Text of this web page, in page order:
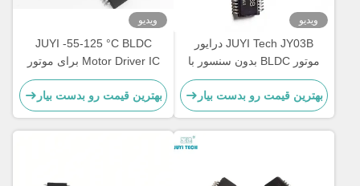
ویدیو
JUYI Tech JY03B درایور
موتور BLDC بدون سنسور با
ادغام بالا با محدوده ولتاژ
گسترده 9-36 ولت برای کنترل
ساده موتور
بهترین قیمت رو بدست بیار
ویدیو
JUYI -55-125 °C BLDC
Motor Driver IC برای موتور
بدون سنسور مدار محیطی
ساده / عیب یابی
بهترین قیمت رو بدست بیار